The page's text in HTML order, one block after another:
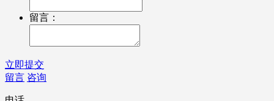
留言：
立即提交
留言 咨询